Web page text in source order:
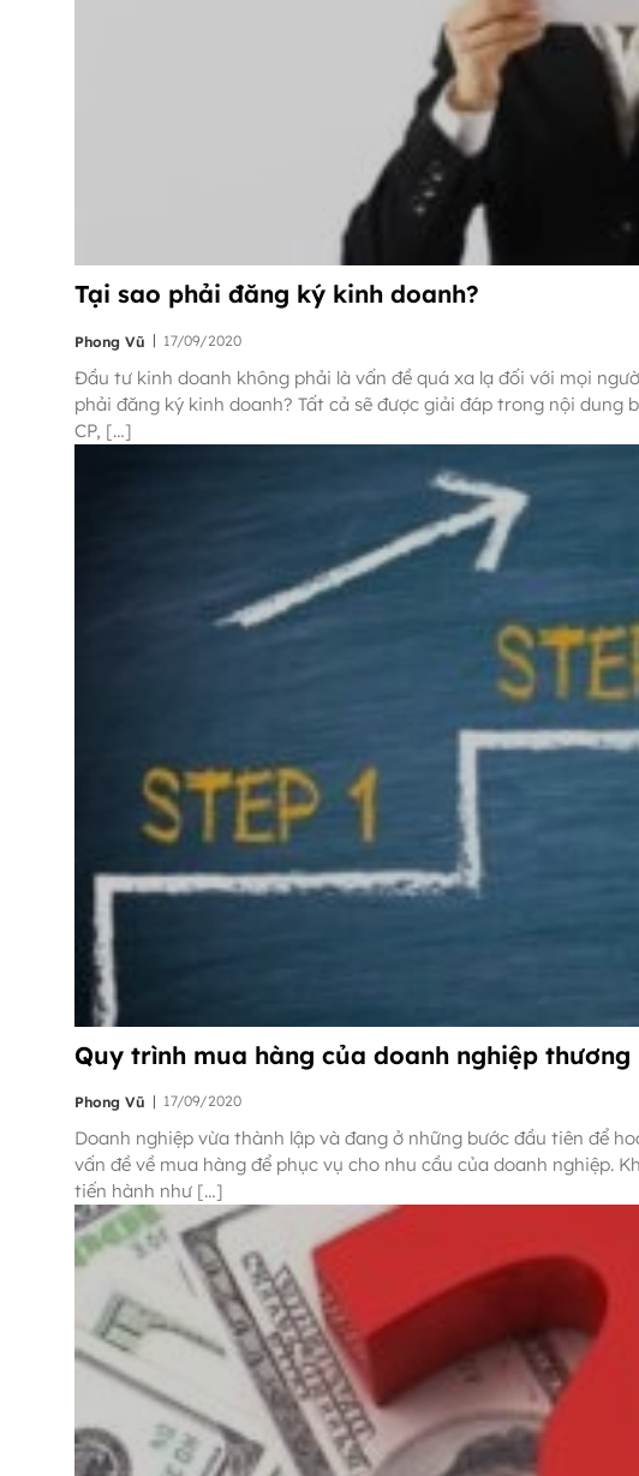
Tại sao phải đăng ký kinh doanh?
Phong Vũ | 17/09/2020
Đầu tư kinh doanh không phải là vấn đề quá xa lạ đối với mọi
phải đăng ký kinh doanh? Tất cả sẽ được giải đáp trong nội
CP, […]
Quy trình mua hàng của doanh nghiệp thương
Phong Vũ | 17/09/2020
Doanh nghiệp vừa thành lập và đang ở những bước đầu tiên để
vấn đề về mua hàng để phục vụ cho nhu cầu của doanh nghiệp.
tiến hành như […]